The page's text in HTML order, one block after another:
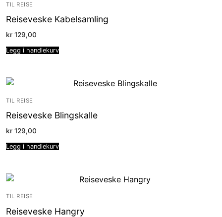
TIL REISE
Reiseveske Kabelsamling
kr 129,00
Legg i handlekurv
TIL REISE
Reiseveske Blingskalle
kr 129,00
Legg i handlekurv
TIL REISE
Reiseveske Hangry